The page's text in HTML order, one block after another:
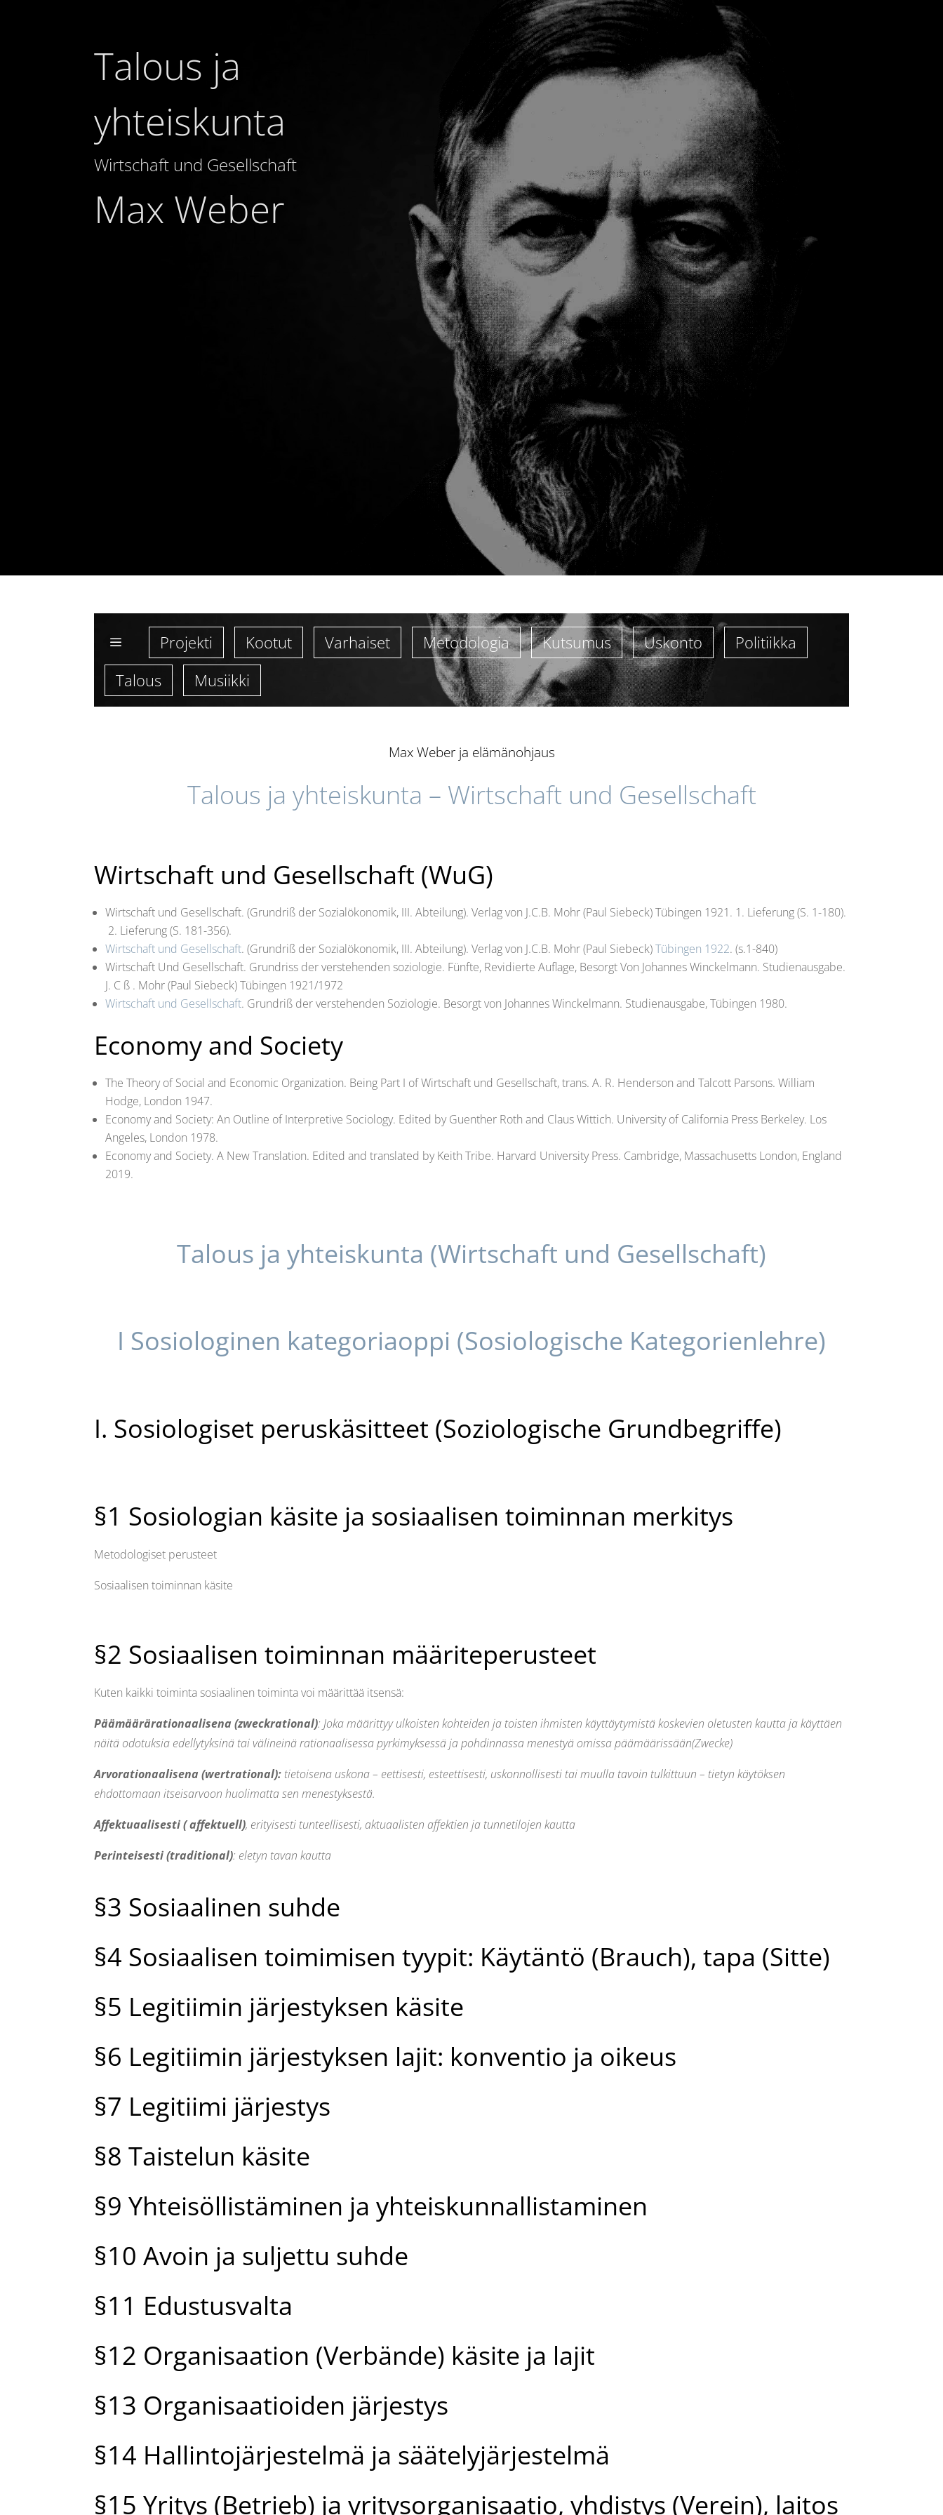
Talous ja
yhteiskunta
Wirtschaft und Gesellschaft
Max Weber
a Projekti Kootut Varhaiset Metodologia Kutsumus Uskonto
Politiikka
Talous
Musiikki
Max Weber ja elämänohjaus
Talous ja yhteiskunta – Wirtschaft und Gesellschaft
Wirtschaft und Gesellschaft (WuG)
Wirtschaft und Gesellschaft. (Grundriß der Sozialökonomik, III. Abteilung). Verlag von J.C.B. Mohr (Paul Siebeck) Tübingen 1921. 1. Lieferung (S. 1-180).
2. Lieferung (S. 181-356).
Wirtschaft und Gesellschaft. (Grundriß der Sozialökonomik, III. Abteilung). Verlag von J.C.B. Mohr (Paul Siebeck) Tübingen 1922. (s.1-840)
Wirtschaft Und Gesellschaft. Grundriss der verstehenden soziologie. Fünfte, Revidierte Auflage, Besorgt Von Johannes Winckelmann. Studienausgabe.
J. C ß . Mohr (Paul Siebeck) Tübingen 1921/1972
Wirtschaft und Gesellschaft. Grundriß der verstehenden Soziologie. Besorgt von Johannes Winckelmann. Studienausgabe, Tübingen 1980.
Economy and Society
The Theory of Social and Economic Organization. Being Part I of Wirtschaft und Gesellschaft, trans. A. R. Henderson and Talcott Parsons. William
Hodge, London 1947.
Economy and Society: An Outline of Interpretive Sociology. Edited by Guenther Roth and Claus Wittich. University of California Press Berkeley. Los
Angeles, London 1978.
Economy and Society. A New Translation. Edited and translated by Keith Tribe. Harvard University Press. Cambridge, Massachusetts London, England
2019.
Talous ja yhteiskunta (Wirtschaft und Gesellschaft)
I Sosiologinen kategoriaoppi (Sosiologische Kategorienlehre)
I. Sosiologiset peruskäsitteet (Soziologische Grundbegriffe)
§1 Sosiologian käsite ja sosiaalisen toiminnan merkitys
Metodologiset perusteet
Sosiaalisen toiminnan käsite
§2 Sosiaalisen toiminnan määriteperusteet
Kuten kaikki toiminta sosiaalinen toiminta voi määrittää itsensä:
Päämäärärationaalisena (zweckrational): Joka määrittyy ulkoisten kohteiden ja toisten ihmisten käyttäytymistä koskevien oletusten kautta ja käyttäen
näitä odotuksia edellytyksinä tai välineinä rationaalisessa pyrkimyksessä ja pohdinnassa menestyä omissa päämäärissään(Zwecke)
Arvorationaalisena (wertrational): tietoisena uskona – eettisesti, esteettisesti, uskonnollisesti tai muulla tavoin tulkittuun – tietyn käytöksen
ehdottomaan itseisarvoon huolimatta sen menestyksestä.
Affektuaalisesti ( affektuell), erityisesti tunteellisesti, aktuaalisten affektien ja tunnetilojen kautta
Perinteisesti (traditional): eletyn tavan kautta
§3 Sosiaalinen suhde
§4 Sosiaalisen toimimisen tyypit: Käytäntö (Brauch), tapa (Sitte)
§5 Legitiimin järjestyksen käsite
§6 Legitiimin järjestyksen lajit: konventio ja oikeus
§7 Legitiimi järjestys
§8 Taistelun käsite
§9 Yhteisöllistäminen ja yhteiskunnallistaminen
§10 Avoin ja suljettu suhde
§11 Edustusvalta
§12 Organisaation (Verbände) käsite ja lajit
§13 Organisaatioiden järjestys
§14 Hallintojärjestelmä ja säätelyjärjestelmä
§15 Yritys (Betrieb) ja yritysorganisaatio, yhdistys (Verein), laitos